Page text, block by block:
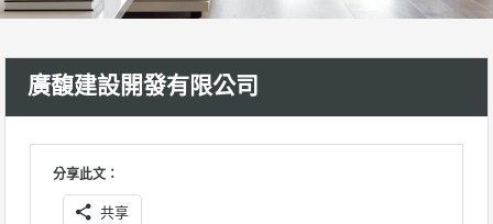
廣馥建設開發有限公司
分享此文：
共享